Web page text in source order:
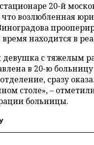
20-й
возлюбленная
время находится в
девушка с тяжелым
в 20-ю
сразу
столе», –
больницы.